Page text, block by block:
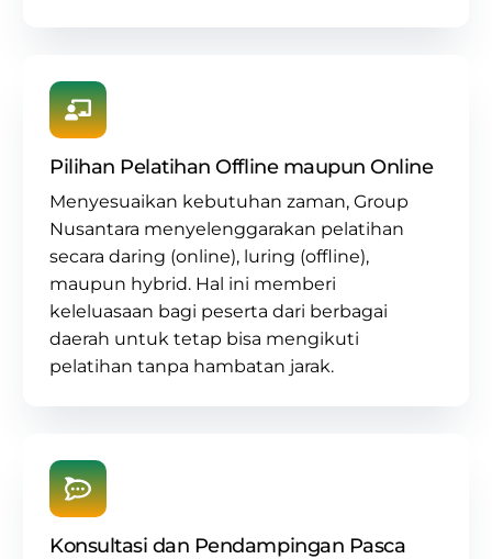
Pilihan Pelatihan Offline maupun Online
Menyesuaikan kebutuhan zaman, Group
Nusantara menyelenggarakan pelatihan
secara daring (online), luring (offline),
maupun hybrid. Hal ini memberi
keleluasaan bagi peserta dari berbagai
daerah untuk tetap bisa mengikuti
pelatihan tanpa hambatan jarak.
Konsultasi dan Pendampingan Pasca